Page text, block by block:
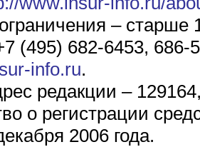
– старше
(495) 682-6453, 686-
info.ru.
редакции –
о регистрации
2006 года.